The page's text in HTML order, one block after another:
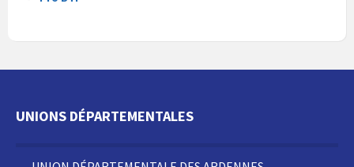
UNIONS DÉPARTEMENTALES